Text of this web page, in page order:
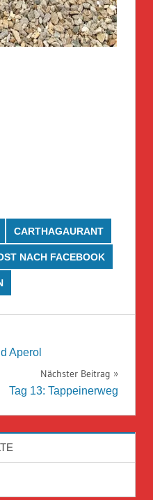
CARTHAGAURANT
NACH FACEBOOK
Aperol
Nächster Beitrag
Tag 13: Tappeinerweg